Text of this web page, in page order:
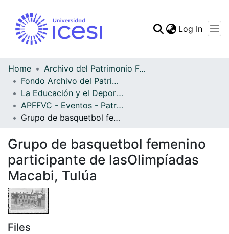
Log In
Home
Archivo del Patrimonio Fotográfico y Fílmico del Valle del Cauca
Fondo Archivo del Patrimonio Fotográfico y Fílmico del Valle del Cauca
La Educación y el Deporte
APFFVC - Eventos - Patrimonial
Grupo de basquetbol femenino participante de lasOlimpíadas Macabi, Tulúa
Grupo de basquetbol femenino
participante de lasOlimpíadas
Macabi, Tulúa
Files